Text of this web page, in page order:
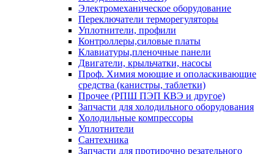
Электромеханическое оборудование
Переключатели терморегуляторы
Уплотнители, профили
Контроллеры,силовые платы
Клавиатуры,пленочные панели
Двигатели, крыльчатки, насосы
Проф. Химия моющие и ополаскивающие
средства (канистры, таблетки)
Прочее (РПШ ПЭП КВЭ и другое)
Запчасти для холодильного оборудования
Холодильные компрессоры
Уплотнители
Сантехника
Запчасти для протирочно резательного